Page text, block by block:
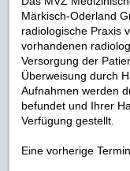
Märkisch-Oderland
radiologische Praxis
vorhandenen
Versorgung der
Überweisung durch
Aufnahmen werden
befundet und Ihrer
Verfügung gestellt.
Eine vorherige